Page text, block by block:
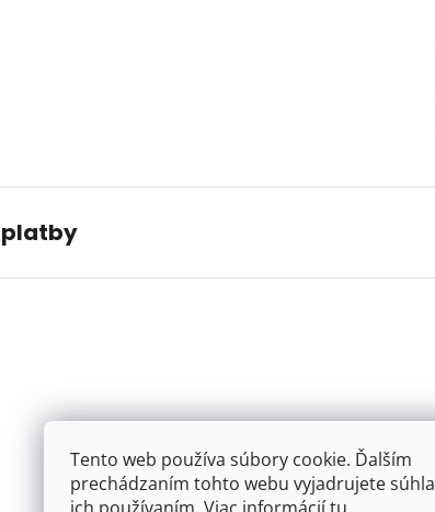
Tento web používa súbory cookie. Ďalším
prechádzaním tohto webu vyjadrujete
platby